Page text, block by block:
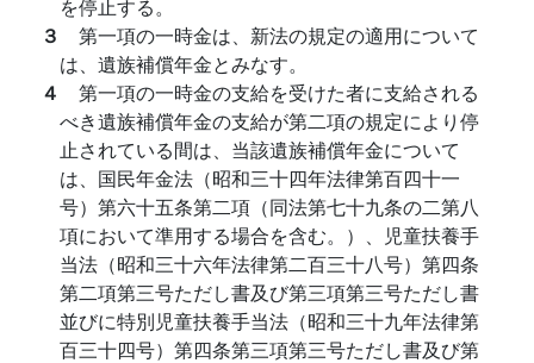
を停止する。
３ 第一項の一時金は、新法の規定の適用について
は、遺族補償年金とみなす。
４ 第一項の一時金の支給を受けた者に支給される
べき遺族補償年金の支給が第二項の規定により停
止されている間は、当該遺族補償年金について
は、国民年金法（昭和三十四年法律第百四十一
号）第六十五条第二項（同法第七十九条の二第八
項において準用する場合を含む。）、児童扶養手
当法（昭和三十六年法律第二百三十八号）第四条
第二項第三号ただし書及び第三項第三号ただし書
並びに特別児童扶養手当法（昭和三十九年法律第
百三十四号）第四条第三項第三号ただし書及び第